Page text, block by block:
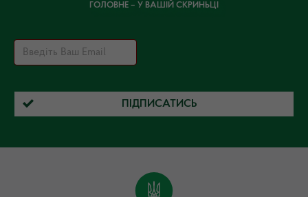
ГОЛОВНЕ – У ВАШІЙ СКРИНЬЦІ
ПІДПИСАТИСЬ